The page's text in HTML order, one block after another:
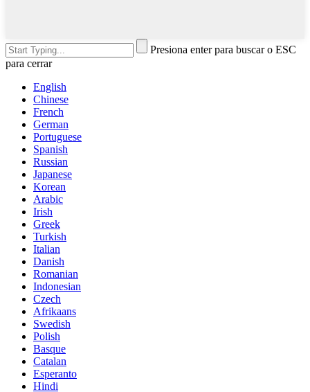
Presiona enter para buscar o ESC
para cerrar
English
Chinese
French
German
Portuguese
Spanish
Russian
Japanese
Korean
Arabic
Irish
Greek
Turkish
Italian
Danish
Romanian
Indonesian
Czech
Afrikaans
Swedish
Polish
Basque
Catalan
Esperanto
Hindi